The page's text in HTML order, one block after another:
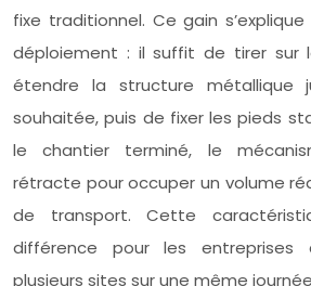
fixe traditionnel. Ce gain
déploiement : il suffit de tirer sur
étendre la structure métallique
souhaitée, puis de fixer les pieds
le chantier terminé, le
rétracte pour occuper un volume
de transport. Cette
différence pour les entreprises
plusieurs sites sur une même